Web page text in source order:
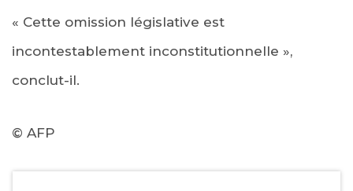
« Cette omission législative est
incontestablement inconstitutionnelle »,
conclut-il.
© AFP